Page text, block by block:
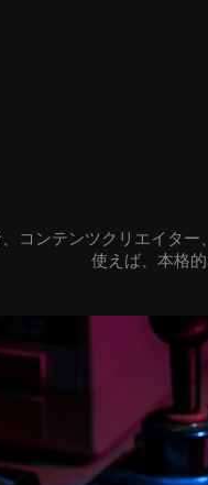
コンテンツクリエイタ
使えば、本格